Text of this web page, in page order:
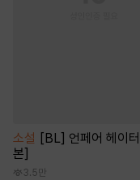
소설 [BL] 언페어 헤이
본]
3.5만